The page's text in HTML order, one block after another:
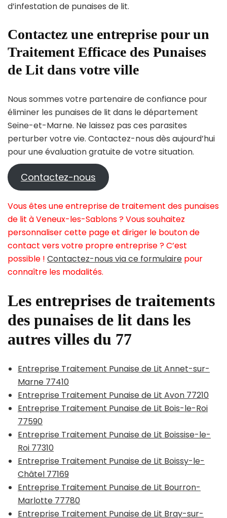
d’infestation de punaises de lit.
Contactez une entreprise pour un
Traitement Efficace des Punaises
de Lit dans votre ville
Nous sommes votre partenaire de confiance pour
éliminer les punaises de lit dans le département
Seine-et-Marne. Ne laissez pas ces parasites
perturber votre vie. Contactez-nous dès aujourd’hui
pour une évaluation gratuite de votre situation.
Contactez-nous
Vous êtes une entreprise de traitement des punaises
de lit à Veneux-les-Sablons ? Vous souhaitez
personnaliser cette page et diriger le bouton de
contact vers votre propre entreprise ? C’est
possible ! Contactez-nous via ce formulaire pour
connaître les modalités.
Les entreprises de traitements
des punaises de lit dans les
autres villes du 77
Entreprise Traitement Punaise de Lit Annet-sur-
Marne 77410
Entreprise Traitement Punaise de Lit Avon 77210
Entreprise Traitement Punaise de Lit Bois-le-Roi
77590
Entreprise Traitement Punaise de Lit Boissise-le-
Roi 77310
Entreprise Traitement Punaise de Lit Boissy-le-
Châtel 77169
Entreprise Traitement Punaise de Lit Bourron-
Marlotte 77780
Entreprise Traitement Punaise de Lit Bray-sur-